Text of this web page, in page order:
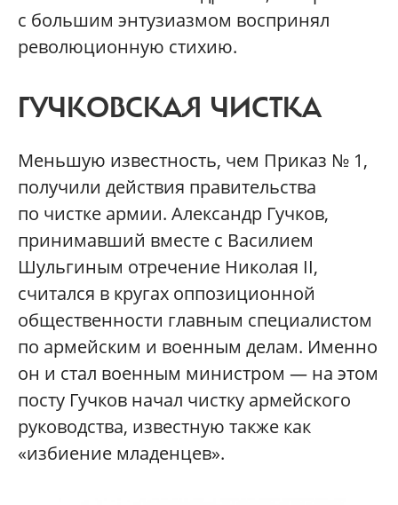
с большим энтузиазмом воспринял
революционную стихию.
ГУЧКОВСКАЯ ЧИСТКА
Меньшую известность, чем Приказ № 1,
получили действия правительства
по чистке армии. Александр Гучков,
принимавший вместе с Василием
Шульгиным отречение Николая II,
считался в кругах оппозиционной
общественности главным специалистом
по армейским и военным делам. Именно
он и стал военным министром — на этом
посту Гучков начал чистку армейского
руководства, известную также как
«избиение младенцев».